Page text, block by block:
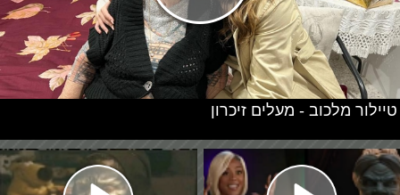
טיילור מלכוב - מעלים זיכרון